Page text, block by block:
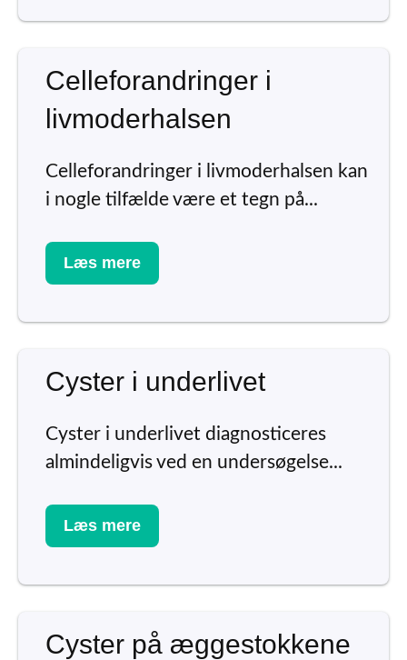
Celleforandringer i
livmoderhalsen
Celleforandringer i livmoderhalsen kan
i nogle tilfælde være et tegn på...
Læs mere
Cyster i underlivet
Cyster i underlivet diagnosticeres
almindeligvis ved en undersøgelse...
Læs mere
Cyster på æggestokkene